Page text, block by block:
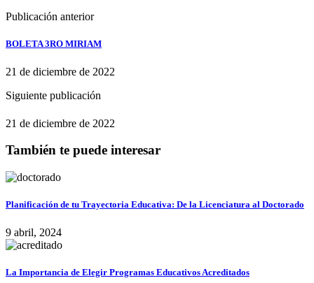
Publicación anterior
BOLETA 3RO MIRIAM
21 de diciembre de 2022
Siguiente publicación
21 de diciembre de 2022
También te puede interesar
Planificación de tu Trayectoria Educativa: De la Licenciatura al Doctorado
9 abril, 2024
La Importancia de Elegir Programas Educativos Acreditados